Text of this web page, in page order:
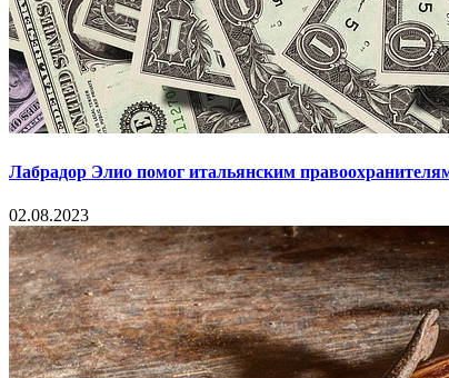
Лабрадор Элио помог итальянским
02.08.2023